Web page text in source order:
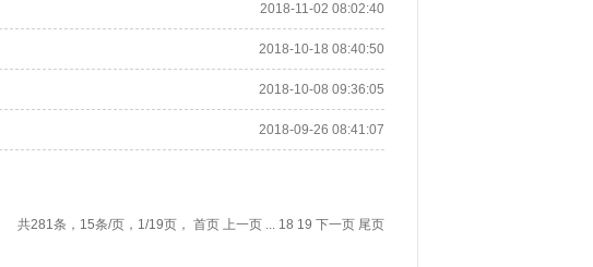
2018-11-02 08:02:40
2018-10-18 08:40:50
2018-10-08 09:36:05
2018-09-26 08:41:07
共281条，15条/页，1/19页， 首页 上一页 ... 18 19 下一页 尾页